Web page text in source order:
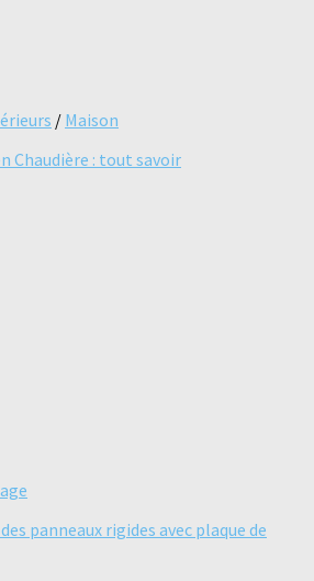
/ Maison
Chaudière : tout savoir
panneaux rigides avec plaque de